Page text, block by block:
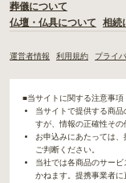
葬儀について
仏壇・仏具について
相続
運営者情報 利用規約 プライ
■当サイトに関する注意事項
当サイトで提供する商
すが、情報の正確性その
お申込みにあたっては
ご判断ください。
当社では各商品のサー
かねます。提携事業者に